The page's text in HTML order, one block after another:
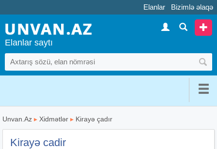
Elanlar Bizimlə əlaqə
Elanlar saytı
Unvan.Az ▸ Xidmətlər ▸ Kirayə çadır
Kirayə cadir